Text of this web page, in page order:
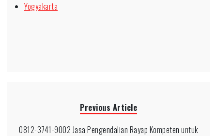
Yogyakarta
Previous Article
0812-3741-9002 Jasa Pengendalian Rayap Kompeten untuk